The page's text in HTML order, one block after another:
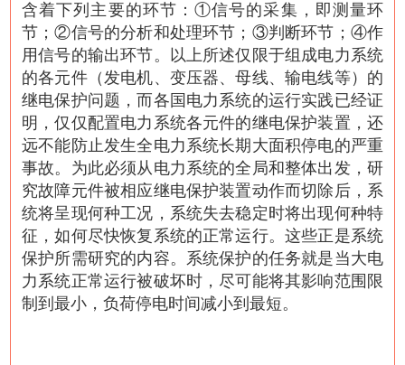
含着下列主要的环节：①信号的采集，即测量环
节；②信号的分析和处理环节；③判断环节；④作
用信号的输出环节。以上所述仅限于组成电力系统
的各元件（发电机、变压器、母线、输电线等）的
继电保护问题，而各国电力系统的运行实践已经证
明，仅仅配置电力系统各元件的继电保护装置，还
远不能防止发生全电力系统长期大面积停电的严重
事故。为此必须从电力系统的全局和整体出发，研
究故障元件被相应继电保护装置动作而切除后，系
统将呈现何种工况，系统失去稳定时将出现何种特
征，如何尽快恢复系统的正常运行。这些正是系统
保护所需研究的内容。系统保护的任务就是当大电
力系统正常运行被破坏时，尽可能将其影响范围限
制到最小，负荷停电时间减小到最短。